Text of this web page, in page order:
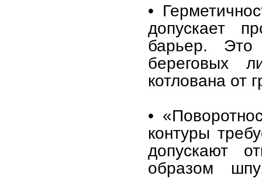
•
допускает
барьер.
береговых
котлована от
•
контуры
допускают
образом